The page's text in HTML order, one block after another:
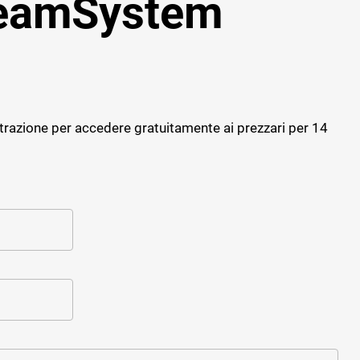
Software giornale dei Lavori
Progettazione strutturale
Cybersecurity
per accedere gratuitamente ai prezzari per 14